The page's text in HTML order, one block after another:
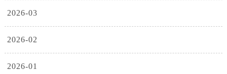
2026-03
2026-02
2026-01